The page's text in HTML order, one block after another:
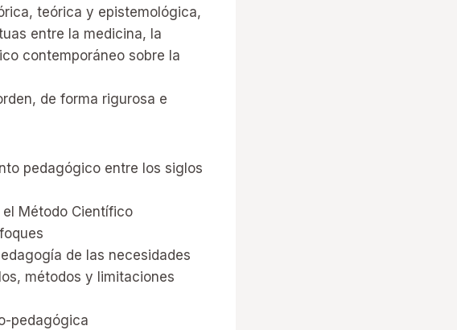
teórica y epistemológica,
entre la medicina, la
contemporáneo sobre la
de forma rigurosa e
pedagógico entre los siglos
Método Científico
de las necesidades
métodos y limitaciones
pedagógica